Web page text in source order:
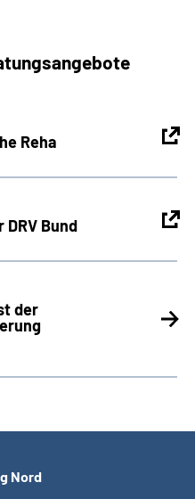
Reha
Bund
der
Nord